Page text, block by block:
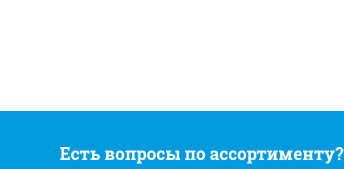
Есть вопросы по ассортименту?